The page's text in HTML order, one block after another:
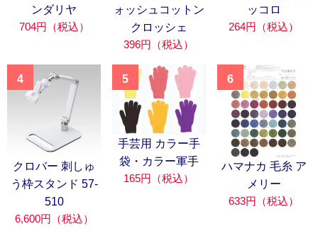
ンダリヤ
704円（税込）
ォッシュコットン
クロッシェ
396円（税込）
ッコロ
264円（税込）
4
クロバー 刺しゅ
う枠スタンド 57-
510
6,600円（税込）
5
手芸用 カラー手
袋・カラー軍手
165円（税込）
6
ハマナカ 毛糸 ア
メリー
633円（税込）